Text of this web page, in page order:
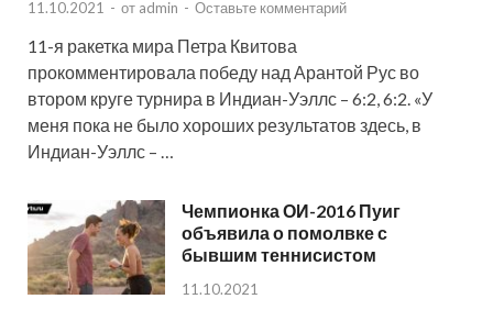
11.10.2021 - от admin - Оставьте комментарий
11-я ракетка мира Петра Квитова
прокомментировала победу над Арантой Рус во
втором круге турнира в Индиан-Уэллс – 6:2, 6:2. «У
меня пока не было хороших результатов здесь, в
Индиан-Уэллс – …
Чемпионка ОИ-2016 Пуиг
объявила о помолвке с
бывшим теннисистом
11.10.2021